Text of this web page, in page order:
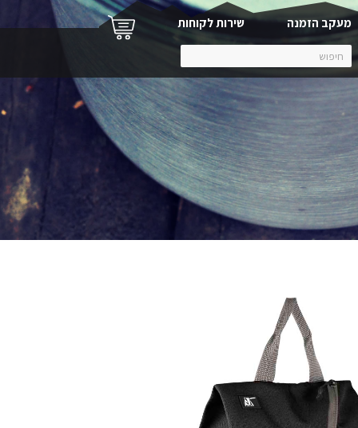
מעקב הזמנה שירות לקוחות